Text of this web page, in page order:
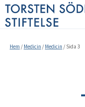
Hem / Medicin / Medicin / Sida 3